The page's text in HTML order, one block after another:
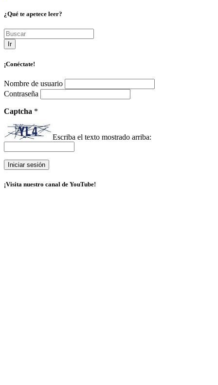
¿Qué te apetece leer?
Ir
¡Conéctate!
Nombre de usuario
Contraseña
Captcha *
Escriba el texto mostrado arriba:
¡Visita nuestro canal de YouTube!